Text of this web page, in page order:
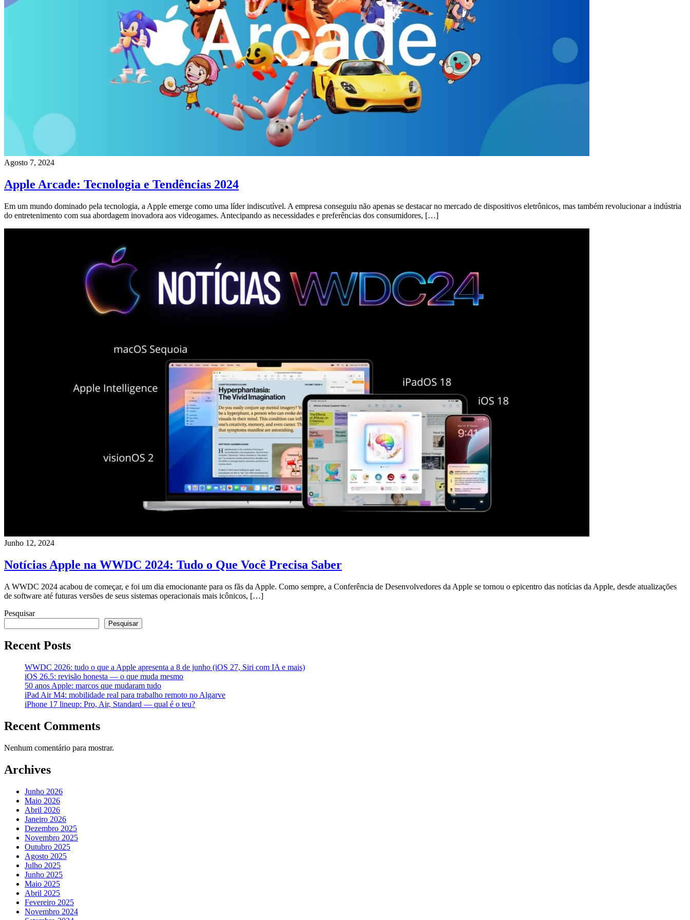
Agosto 7, 2024
Apple Arcade: Tecnologia e Tendências 2024
Em um mundo dominado pela tecnologia, a Apple emerge como uma líder indiscutível. A empresa conseguiu não apenas se destacar no mercado de dispositivos eletrônicos, mas também revolucionar a indústria
do entretenimento com sua abordagem inovadora aos videogames. Antecipando as necessidades e preferências dos consumidores, […]
Junho 12, 2024
Notícias Apple na WWDC 2024: Tudo o Que Você Precisa Saber
A WWDC 2024 acabou de começar, e foi um dia emocionante para os fãs da Apple. Como sempre, a Conferência de Desenvolvedores da Apple se tornou o epicentro das notícias da Apple, desde atualizações
de software até futuras versões de seus sistemas operacionais mais icônicos, […]
Pesquisar
Pesquisar
Recent Posts
WWDC 2026: tudo o que a Apple apresenta a 8 de junho (iOS 27, Siri com IA e mais)
iOS 26.5: revisão honesta — o que muda mesmo
50 anos Apple: marcos que mudaram tudo
iPad Air M4: mobilidade real para trabalho remoto no Algarve
iPhone 17 lineup: Pro, Air, Standard — qual é o teu?
Recent Comments
Nenhum comentário para mostrar.
Archives
Junho 2026
Maio 2026
Abril 2026
Janeiro 2026
Dezembro 2025
Novembro 2025
Outubro 2025
Agosto 2025
Julho 2025
Junho 2025
Maio 2025
Abril 2025
Fevereiro 2025
Novembro 2024